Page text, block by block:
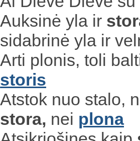
Auksinė yla ir
sidabrinė yla ir
Arti plonis, toli
storis
Atstok nuo stalo,
stora, nei plona